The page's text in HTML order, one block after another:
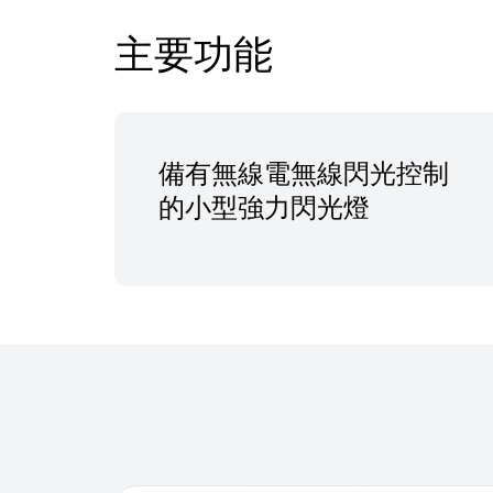
主要功能
備有無線電無線閃光控制
的小型強力閃光燈